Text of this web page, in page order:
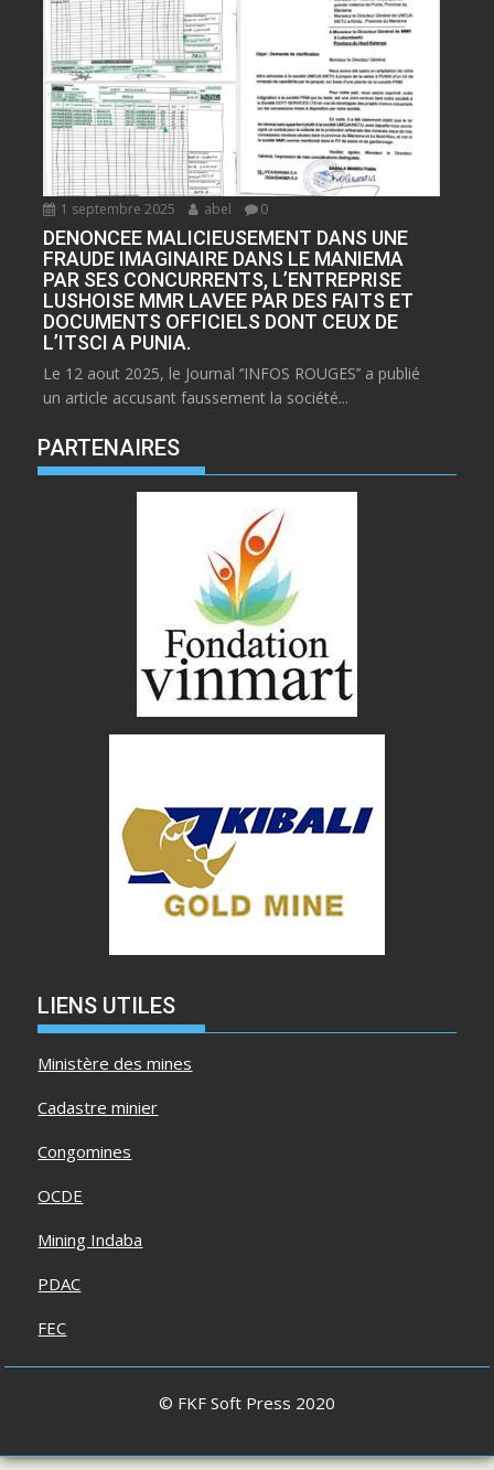
1 septembre 2025 abel 0
DENONCEE MALICIEUSEMENT DANS UNE
FRAUDE IMAGINAIRE DANS LE MANIEMA
PAR SES CONCURRENTS, L’ENTREPRISE
LUSHOISE MMR LAVEE PAR DES FAITS ET
DOCUMENTS OFFICIELS DONT CEUX DE
L’ITSCI A PUNIA.
Le 12 aout 2025, le Journal ‘’INFOS ROUGES’’ a publié
un article accusant faussement la société...
PARTENAIRES
LIENS UTILES
Ministère des mines
Cadastre minier
Congomines
OCDE
Mining Indaba
PDAC
FEC
© FKF Soft Press 2020